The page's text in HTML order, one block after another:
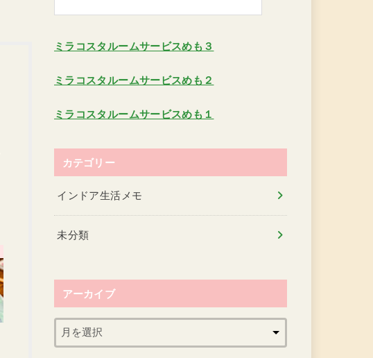
ミラコスタルームサービスめも３
ミラコスタルームサービスめも２
ミラコスタルームサービスめも１
カテゴリー
インドア生活メモ
未分類
アーカイブ